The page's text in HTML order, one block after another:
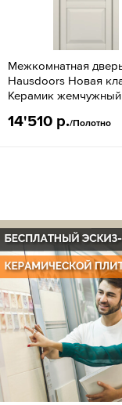
Межкомнатная
Hausdoors Новая
Керамик
14'510 р./Полотно